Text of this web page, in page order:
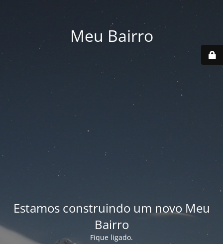
Meu Bairro
Estamos construindo um novo Meu
Bairro
Fique ligado.